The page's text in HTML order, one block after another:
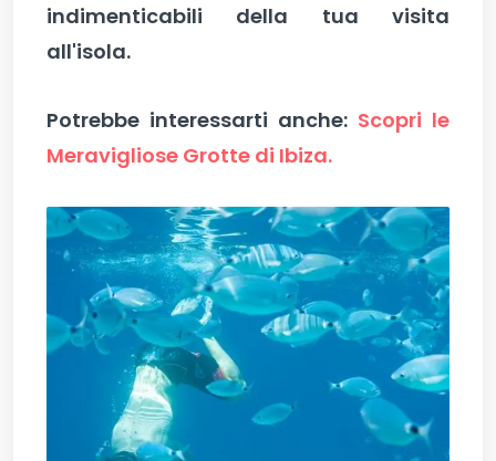
indimenticabili della tua visita
all'isola.
Potrebbe interessarti anche: Scopri le
Meravigliose Grotte di Ibiza.